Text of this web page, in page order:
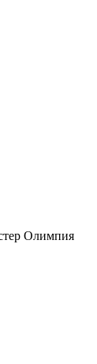
Олимпия